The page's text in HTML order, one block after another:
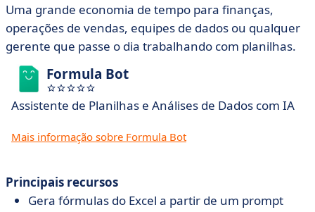
Uma grande economia de tempo para finanças,
operações de vendas, equipes de dados ou qualquer
gerente que passe o dia trabalhando com planilhas.
Formula Bot
Assistente de Planilhas e Análises de Dados com IA
Mais informação sobre Formula Bot
Principais recursos
Gera fórmulas do Excel a partir de um prompt